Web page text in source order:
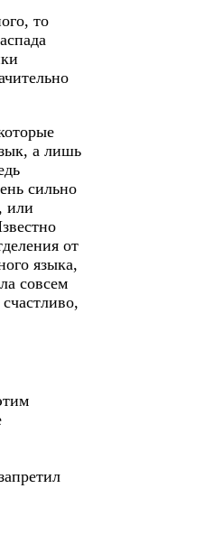
то
а лишь
сильно
или
от
языка,
совсем